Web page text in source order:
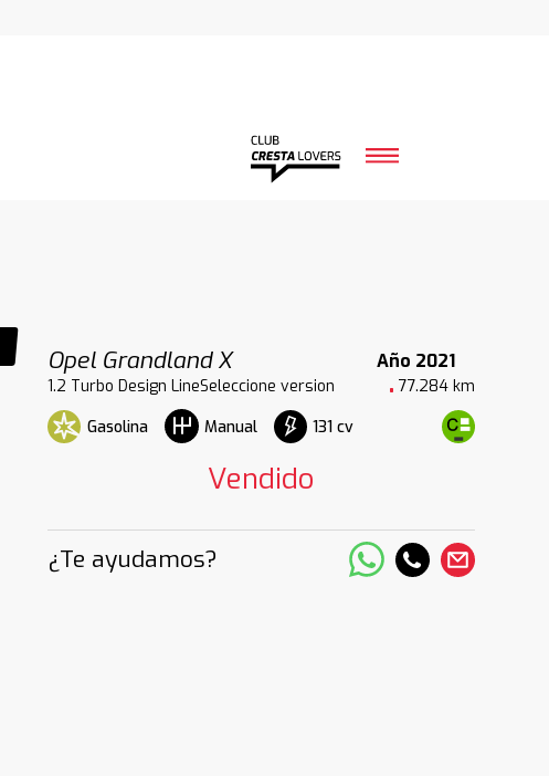
Opel Grandland X
Año 2021
1.2 Turbo Design LineSeleccione version
77.284 km
Gasolina
Manual 131 cv
Vendido
¿Te ayudamos?